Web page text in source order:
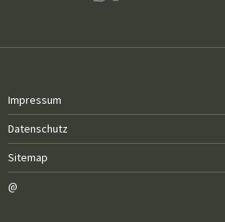
Impressum
Datenschutz
Sitemap
@